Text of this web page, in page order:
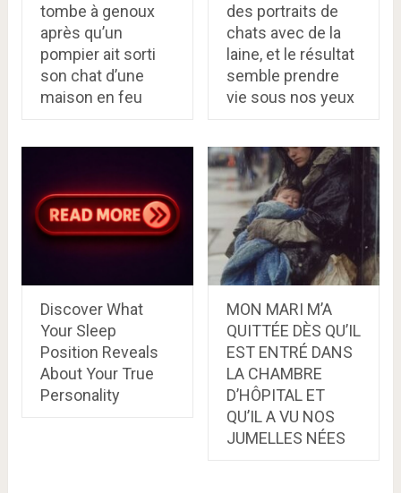
tombe à genoux
après qu’un
pompier ait sorti
son chat d’une
maison en feu
des portraits de
chats avec de la
laine, et le résultat
semble prendre
vie sous nos yeux
Discover What
Your Sleep
Position Reveals
About Your True
Personality
MON MARI M’A
QUITTÉE DÈS QU’IL
EST ENTRÉ DANS
LA CHAMBRE
D’HÔPITAL ET
QU’IL A VU NOS
JUMELLES NÉES